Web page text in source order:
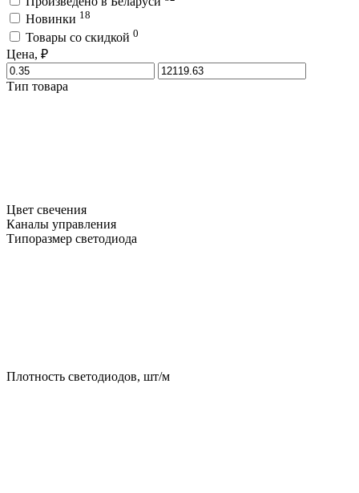
Новинки 18
Товары со скидкой 0
Цена, ₽
Тип товара
Цвет свечения
Каналы управления
Типоразмер светодиода
Плотность светодиодов, шт/м